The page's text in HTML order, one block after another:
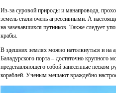
Из-за суровой природы и манапровода,
земель стали очень агрессивными. А
на зазевавшихся путников. Также следует
крабы.
В здешних землях можно натолкнуться и на
Баладурского порта – достаточно крупного
представляющего собой занесенные песком
кораблей. Ученым мешают враждебно